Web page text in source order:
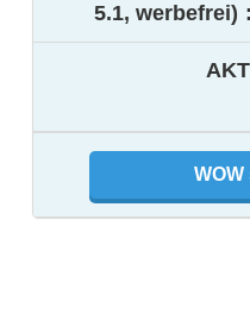
5.1, werbefrei) :